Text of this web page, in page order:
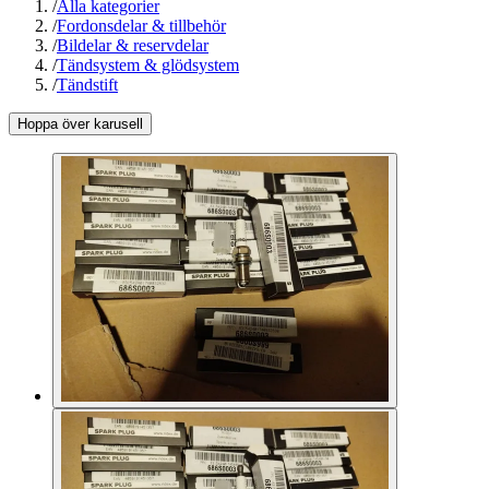
/Alla kategorier
/Fordonsdelar & tillbehör
/Bildelar & reservdelar
/Tändsystem & glödsystem
/Tändstift
Hoppa över karusell